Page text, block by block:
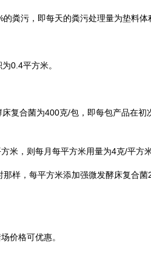
粪污，即每天的粪污处理量为垫料体
0.4平方米。
复合菌为400克/包，即每包产品在初
，则每月每平方米用量为4克/平方米
样，每平方米添加强微发酵床复合菌
价格可优惠。